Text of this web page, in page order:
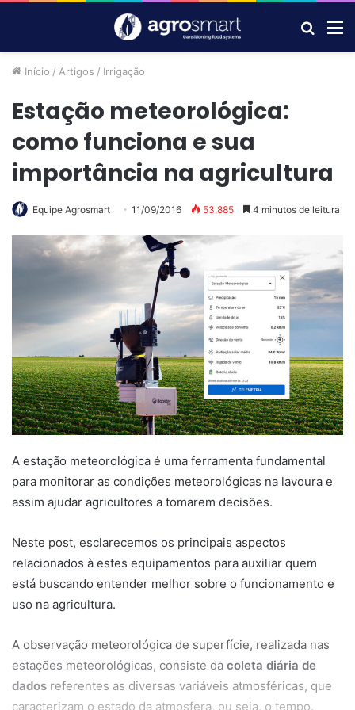
por
Início / Artigos / Irrigação
Estação meteorológica:
como funciona e sua
importância na agricultura
Equipe Agrosmart 11/09/2016 53.885 4 minutos de leitura
A estação meteorológica é uma ferramenta fundamental
para monitorar as condições meteorológicas na lavoura e
assim ajudar agricultores a tomarem decisões.
Neste post, esclarecemos os principais aspectos
relacionados à estes equipamentos para auxiliar quem
está buscando entender melhor sobre o funcionamento e
uso na agricultura.
A observação meteorológica de superfície, realizada nas
estações meteorológicas, consiste da coleta diária de
dados referentes as diversas variáveis atmosféricas, que
caracterizam o estado da atmosfera, ou seja, o tempo.